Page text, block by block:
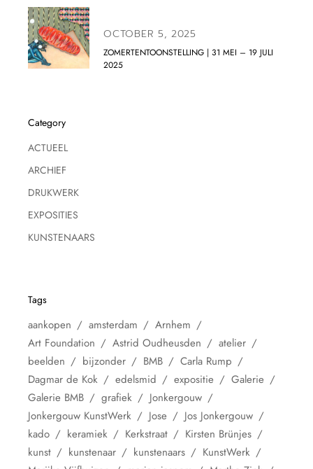
OCTOBER 5, 2025
ZOMERTENTOONSTELLING | 31 MEI – 19 JULI
2025
Category
ACTUEEL
ARCHIEF
DRUKWERK
EXPOSITIES
KUNSTENAARS
Tags
aankopen amsterdam
Arnhem
Art Foundation
Astrid Oudheusden
atelier
beelden
bijzonder BMB
Carla Rump
Dagmar de Kok
edelsmid expositie
Galerie
Galerie BMB
grafiek
Jonkergouw
Jonkergouw KunstWerk
Jose
Jos Jonkergouw
kado
keramiek Kerkstraat
Kirsten Brünjes
kunst
kunstenaar kunstenaars
KunstWerk